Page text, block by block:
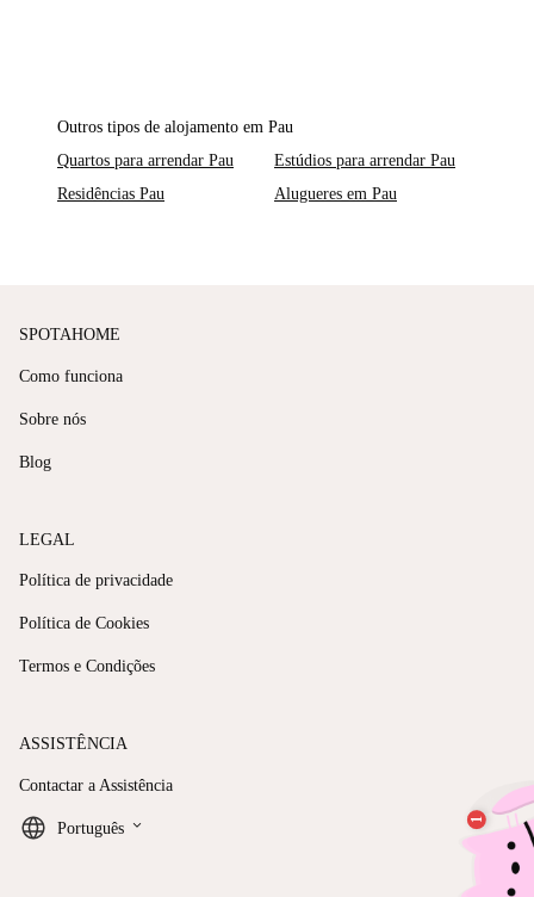
Outros tipos de alojamento em Pau
Quartos para arrendar Pau
Estúdios para arrendar Pau
Residências Pau
Alugueres em Pau
SPOTAHOME
Como funciona
Sobre nós
Blog
LEGAL
Política de privacidade
Política de Cookies
Termos e Condições
ASSISTÊNCIA
Contactar a Assistência
Português keyboard_arrow_down